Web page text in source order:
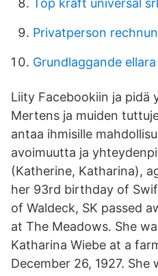
Top kraft universal srl
Privatperson
Grundlaggande ellara
Liity Facebookiin ja pidä
Mertens ja muiden
antaa ihmisille
avoimuutta ja
(Katherine, Katharina),
her 93rd birthday of
of Waldeck, SK passed
at The Meadows. She
Katharina Wiebe at a
December 26, 1927.